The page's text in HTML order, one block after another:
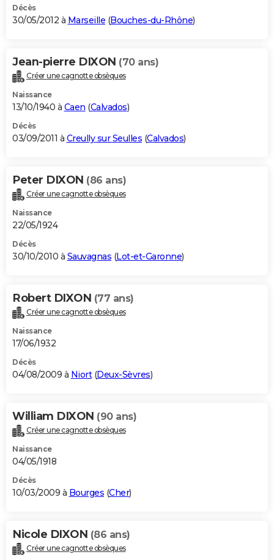
Décès
30/05/2012 à Marseille (Bouches-du-Rhône)
Jean-pierre DIXON (70 ans)
Créer une cagnotte obsèques
Naissance
13/10/1940 à Caen (Calvados)
Décès
03/09/2011 à Creully sur Seulles (Calvados)
Peter DIXON (86 ans)
Créer une cagnotte obsèques
Naissance
22/05/1924
Décès
30/10/2010 à Sauvagnas (Lot-et-Garonne)
Robert DIXON (77 ans)
Créer une cagnotte obsèques
Naissance
17/06/1932
Décès
04/08/2009 à Niort(Deux-Sèvres)
William DIXON (90 ans)
Créer une cagnotte obsèques
Naissance
04/05/1918
Décès
10/03/2009 à Bourges (Cher)
Nicole DIXON (86 ans)
Créer une cagnotte obsèques